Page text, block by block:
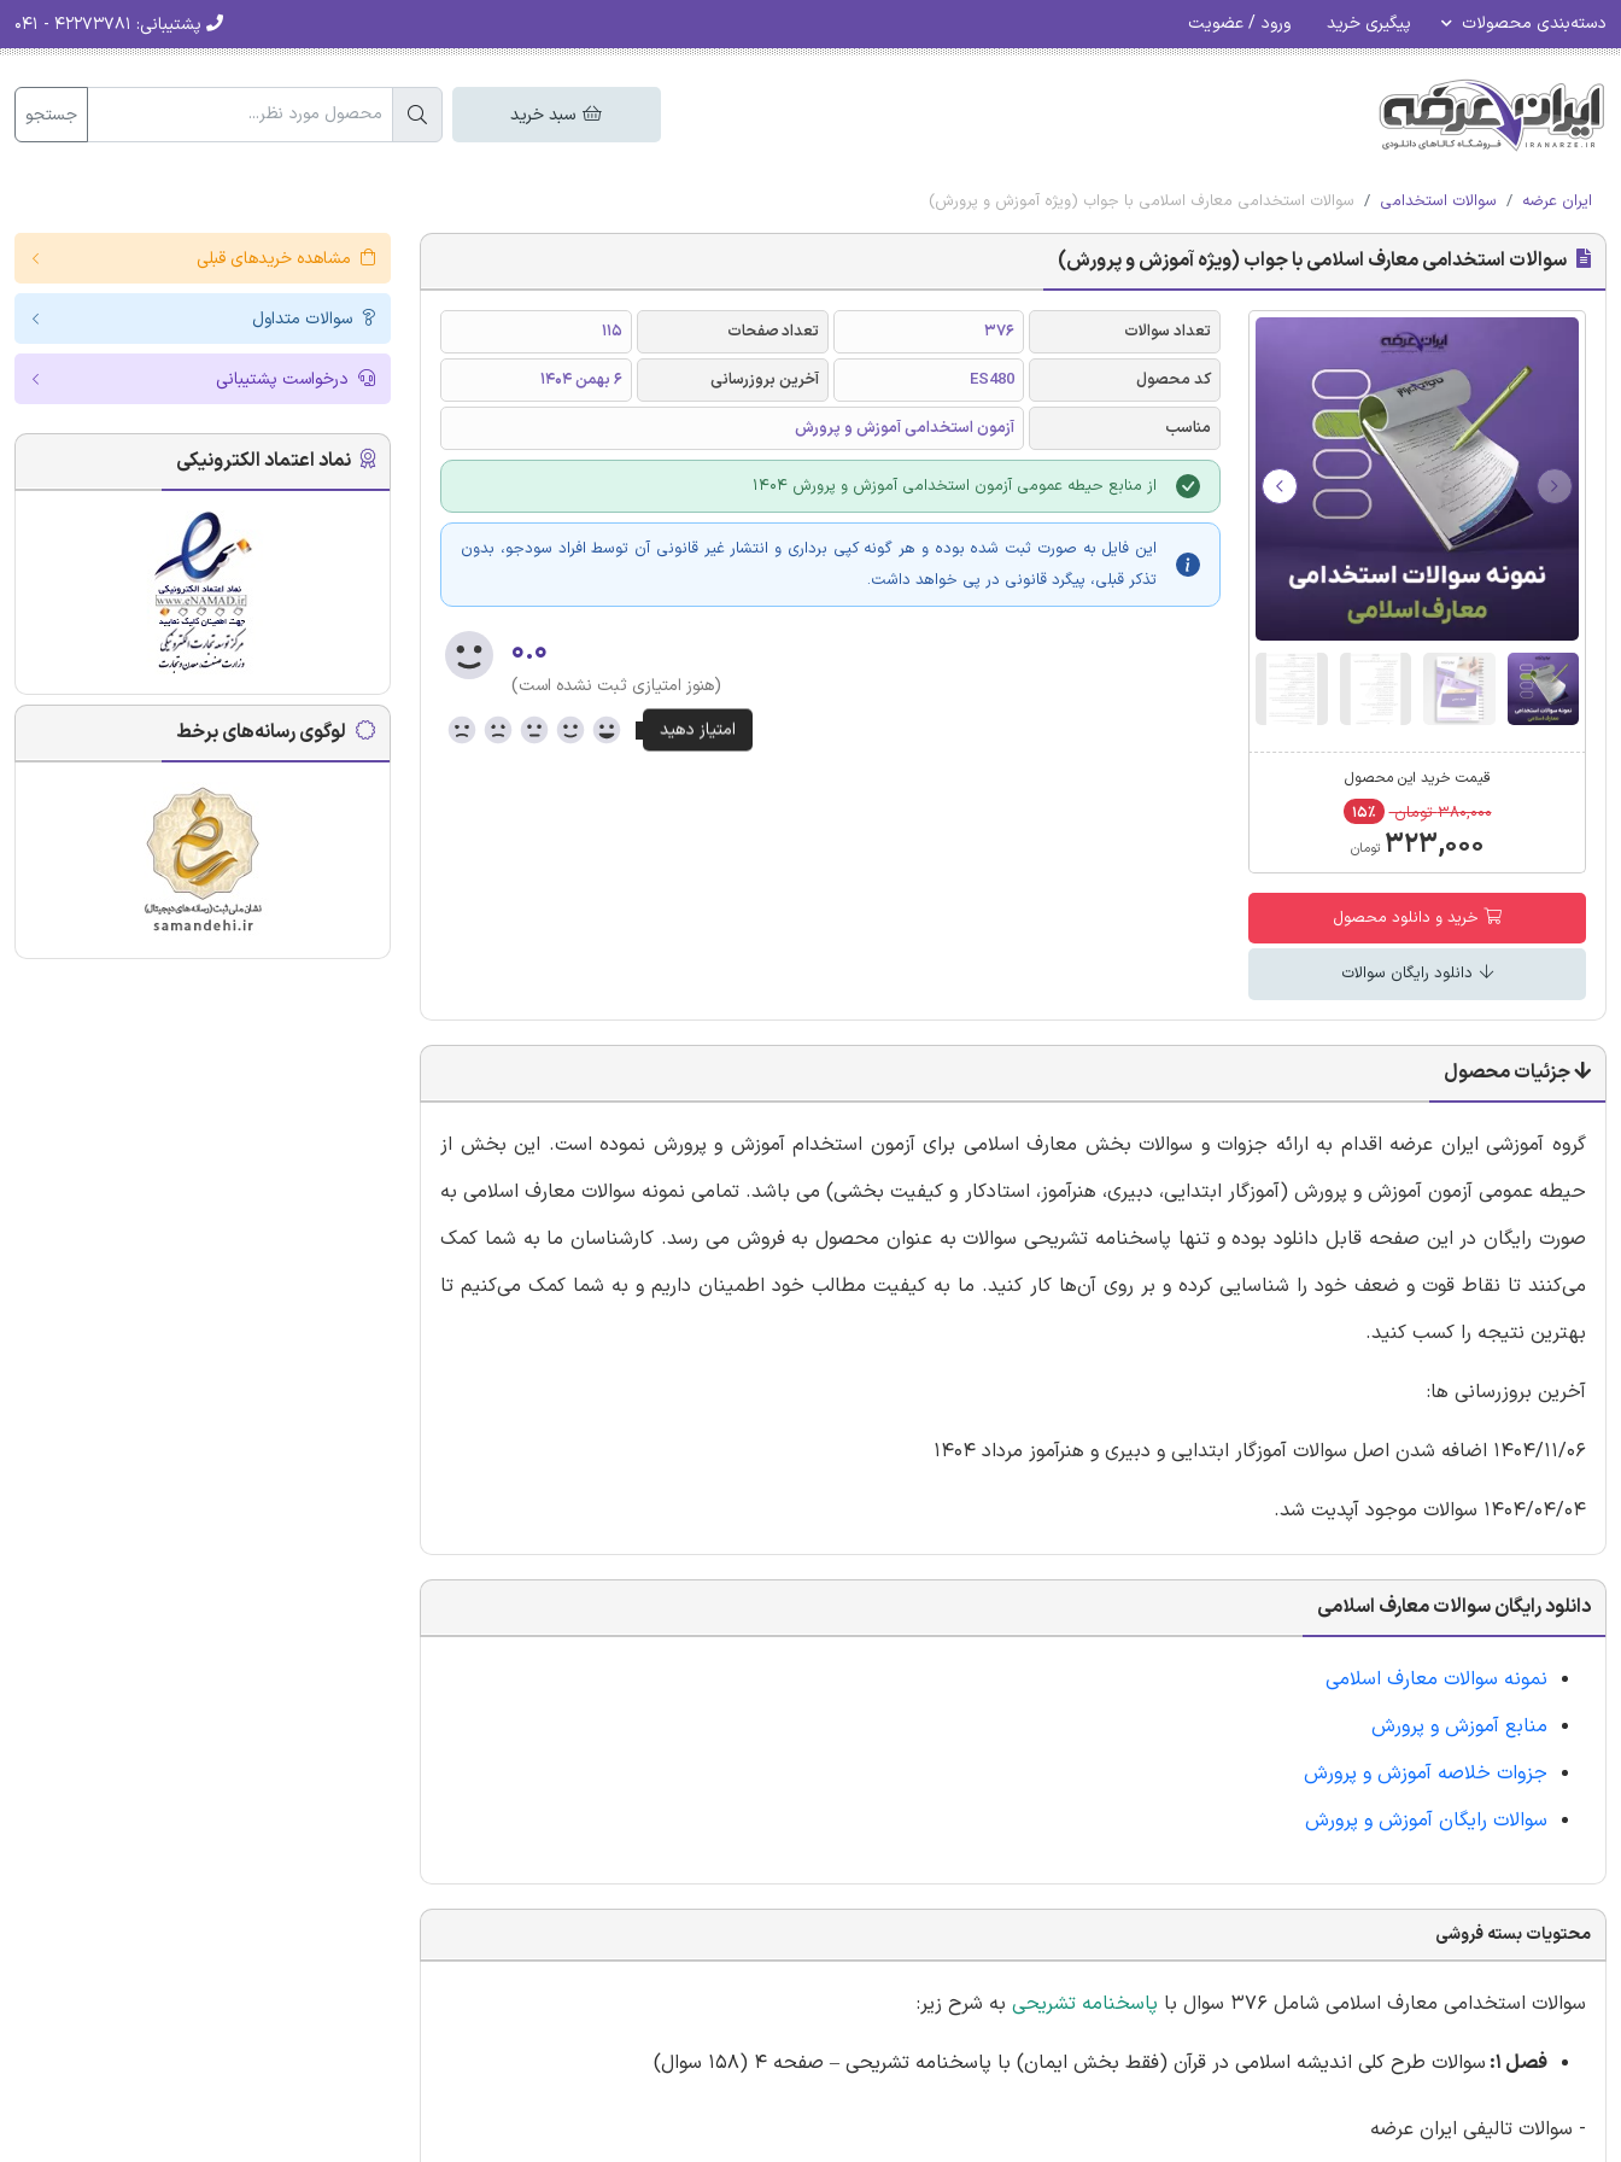
دسته‌بندی محصولات پیگیری خرید ورود / عضویت پشتیبانی:
سبد خرید جستجو
ایران عرضه سوالات استخدامی سوالات استخدامی معارف اسلامی با جواب (ویژه آموزش و پرورش)
سوالات استخدامی معارف اسلامی با جواب (ویژه آموزش و پرورش)
قیمت خرید این محصول
۳۸۰,۰۰۰ تومان ۱۵٪
۳۲۳,۰۰۰ تومان
خرید و دانلود محصول
دانلود رایگان سوالات
تعداد سوالات 376 تعداد صفحات
115
کد محصول
ES480 آخرین بروزرسانی
6 بهمن 1404
مناسب
آزمون استخدامی آموزش و پرورش
از منابع حیطه عمومی آزمون استخدامی آموزش و پرورش 1404
این فایل به صورت ثبت شده بوده و هر گونه کپی برداری و انتشار غیر قانونی آن توسط افراد سودجو، بدون
تذکر قبلی، پیگرد قانونی در پی خواهد داشت.
۰.۰
(هنوز امتیازی ثبت نشده است)
جزئیات محصول
گروه آموزشی ایران عرضه اقدام به ارائه جزوات و سوالات بخش معارف اسلامی برای آزمون استخدام آموزش و پرورش نموده است. این بخش از
حیطه عمومی آزمون آموزش و پرورش (آموزگار ابتدایی، دبیری، هنرآموز، استادکار و کیفیت بخشی) می باشد. تمامی نمونه سوالات معارف اسلامی به
صورت رایگان در این صفحه قابل دانلود بوده و تنها پاسخنامه تشریحی سوالات به عنوان محصول به فروش می رسد. کارشناسان ما به شما کمک
می‌کنند تا نقاط قوت و ضعف خود را شناسایی کرده و بر روی آن‌ها کار کنید. ما به کیفیت مطالب خود اطمینان داریم و به شما کمک می‌کنیم تا
بهترین نتیجه را کسب کنید.
آخرین بروزرسانی ها:
1404/11/06 اضافه شدن اصل سوالات آموزگار ابتدایی و دبیری و هنرآموز مرداد 1404
1404/04/04 سوالات موجود آپدیت شد.
دانلود رایگان سوالات معارف اسلامی
نمونه سوالات معارف اسلامی
منابع آموزش و پرورش
جزوات خلاصه آموزش و پرورش
سوالات رایگان آموزش و پرورش
محتویات بسته فروشی
سوالات استخدامی معارف اسلامی شامل 376 سوال با پاسخنامه تشریحی به شرح زیر:
فصل 1: سوالات طرح کلی اندیشه اسلامی در قرآن (فقط بخش ایمان) با پاسخنامه تشریحی – صفحه 4 (158 سوال)
- سوالات تالیفی ایران عرضه
مشاهده خریدهای قبلی
سوالات متداول
درخواست پشتیبانی
نماد اعتماد الکترونیکی
لوگوی رسانه‌های برخط